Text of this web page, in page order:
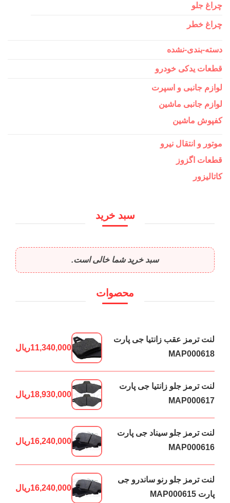
چراغ جلو
چراغ خطر
دسته-بندی-نشده
قطعات یدکی خودرو
لوازم جانبی و اسپرت
لوازم جانبی ماشین
کفپوش ماشین
موتور و انتقال نیرو
قطعات اگزوز
کاتالیزور
سبد خرید
سبد خرید شما خالی است.
محصوات
لنت ترمز عقب زانتیا جی پارت
MAP000618
11,340,000ریال
لنت ترمز جلو زانتیا جی پارت
MAP000617
18,930,000ریال
لنت ترمز جلو سیناد جی پارت
MAP000616
16,240,000ریال
لنت ترمز جلو رنو ساندرو جی
پارت MAP000615
16,240,000ریال